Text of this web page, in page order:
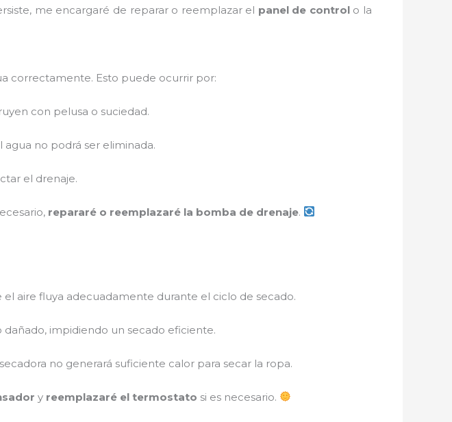
me encargaré de reparar o reemplazar el panel de controlo la
correctamente. Esto puede ocurrir por:
con pelusa o suciedad.
agua no podrá ser eliminada.
el drenaje.
repararé o reemplazaré la bomba de drenaje.
aire fluya adecuadamente durante el ciclo de secado.
impidiendo un secado eficiente.
no generará suficiente calor para secar la ropa.
y reemplazaré el termostato si es necesario.